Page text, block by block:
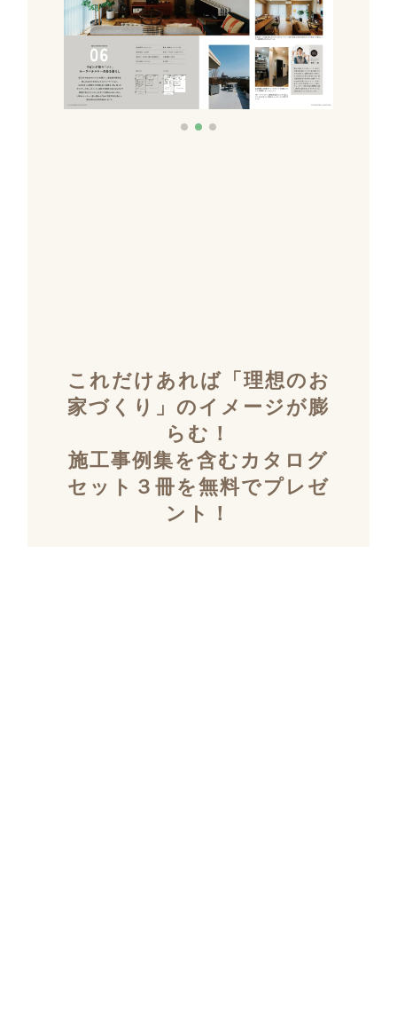
これだけあれば「理想のお
家づくり」のイメージが膨
らむ！
施工事例集を含むカタログ
セット３冊を無料でプレゼ
ント！